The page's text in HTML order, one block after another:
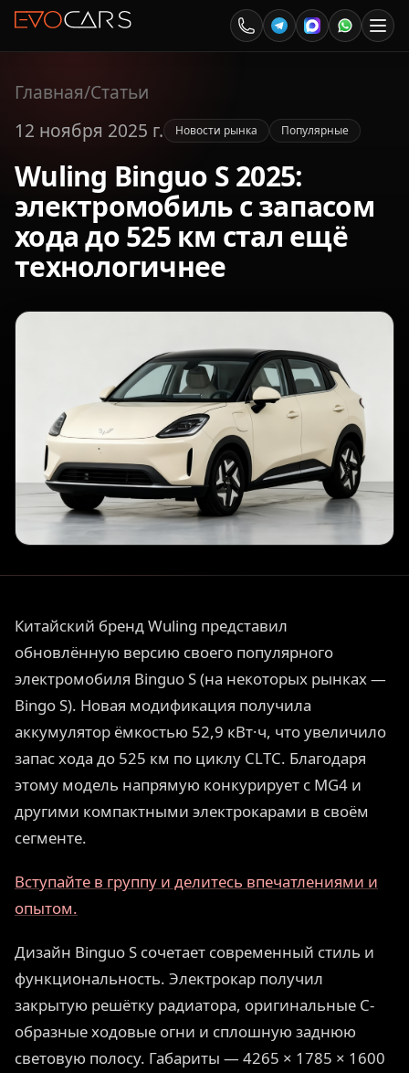
Главная/Статьи
12 ноября 2025 г.
Новости рынка Популярные
Wuling Binguo S 2025:
электромобиль с запасом
хода до 525 км стал ещё
технологичнее
Китайский бренд Wuling представил
обновлённую версию своего популярного
электромобиля Binguo S (на некоторых рынках —
Bingo S). Новая модификация получила
аккумулятор ёмкостью 52,9 кВт·ч, что увеличило
запас хода до 525 км по циклу CLTC. Благодаря
этому модель напрямую конкурирует с MG4 и
другими компактными электрокарами в своём
сегменте.
Вступайте в группу и делитесь впечатлениями и
опытом.
Дизайн Binguo S сочетает современный стиль и
функциональность. Электрокар получил
закрытую решётку радиатора, оригинальные С-
образные ходовые огни и сплошную заднюю
световую полосу. Габариты — 4265 × 1785 × 1600